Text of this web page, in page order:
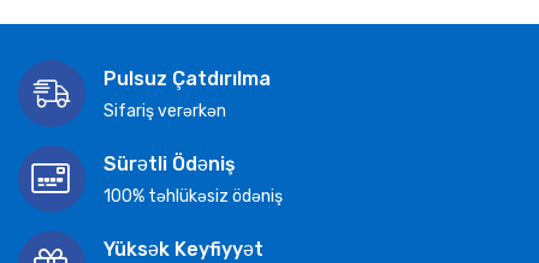
Pulsuz Çatdırılma
Sifariş verərkən
Sürətli Ödəniş
100% təhlükəsiz ödəniş
Yüksək Keyfiyyət